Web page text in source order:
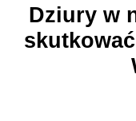
r
c
Dziury w